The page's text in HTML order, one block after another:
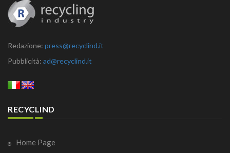
Redazione: press@recyclind.it
Pubblicità: ad@recyclind.it
RECYCLIND
Home Page